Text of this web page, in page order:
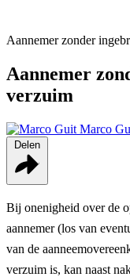
Aannemer zonder
Aannemer
verzuim
Marco
Bij onenigheid over de
aannemer (los van
van de
verzuim is, kan naast